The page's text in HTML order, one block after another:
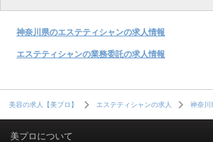
神奈川県のエステティシャンの求人情報
エステティシャンの業務委託の求人情報
美容の求人【美プロ】 エステティシャンの求人 神奈川
美プロについて